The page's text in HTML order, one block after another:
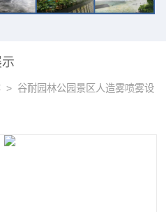
> 谷耐园林公园景区人造雾喷雾设